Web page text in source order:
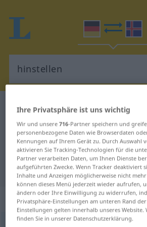
Deutsch-Isländisch Wörterbuch
Deutsch-Isländisch
für "hinstellen"
"hinstellen" Isländisch
„hinstellen“
Ihre Privatsphäre ist uns wichtig
Wir und unsere716-Partner speichern und
personenbezogene Daten wie Browserdaten
Kennungen auf Ihrem Gerät zu. Durch Auswahl
aktivieren Sie Tracking-Technologien für die
Partner verarbeiten Daten, um Ihnen Dienste
aufgeführten Zwecke. Wenn Tracker deaktiviert
Inhalte und Anzeigen möglicherweise nicht
können dieses Menü jederzeit wieder aufrufen,
ändern oder Ihre Einwilligung zu widerrufen,
Privatsphäre-Einstellungen am unteren Rand
Einstellungen gelten innerhalb unseres
finden Sie in unserer Datenschutzerklärung.